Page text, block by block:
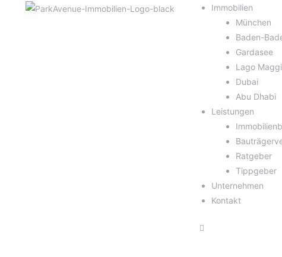
Immobilien
München
Baden-
Gardasee
Lago
Dubai
Abu Dhabi
Leistungen
Ratgeber
Tippgeber
Unternehmen
Kontakt